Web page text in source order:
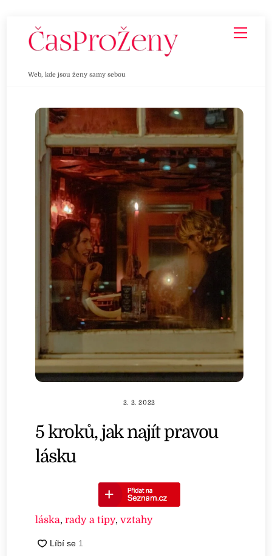
Web, kde jsou ženy samy sebou
2. 2. 2022
5 kroků, jak najít pravou
lásku
láska,rady a tipy,vztahy